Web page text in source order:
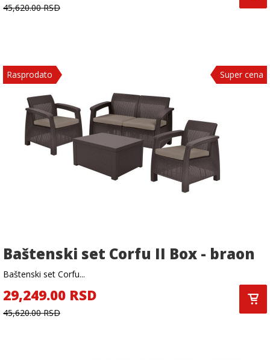
45,620.00 RSD
Super cena
Rasprodato
Baštenski set Corfu II Box - braon
Baštenski set Corfu...
29,249.00 RSD
45,620.00 RSD